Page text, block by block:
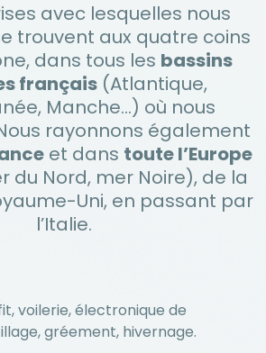
avec lesquelles nous
trouvent aux quatre coins
dans tous les bassins
français (Atlantique,
Manche…) où nous
rayonnons également
et dans toute l’Europe
du Nord, mer Noire), de la
Uni, en passant par
l’Italie.
voilerie, électronique de
gréement, hivernage.